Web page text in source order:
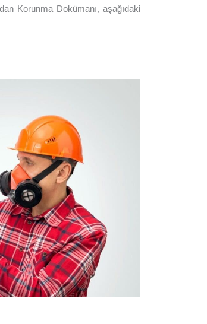
Korunma Dokümanı, aşağıdaki